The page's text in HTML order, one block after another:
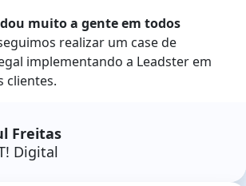
muito a gente em todos
realizar um case de
implementando a Leadster em
clientes.
Freitas
Digital